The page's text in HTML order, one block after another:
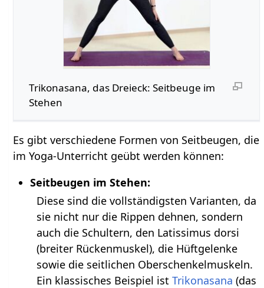
Trikonasana, das Dreieck: Seitbeuge im
Stehen
Es gibt verschiedene Formen von Seitbeugen, die
im Yoga-Unterricht geübt werden können:
Seitbeugen im Stehen:
Diese sind die vollständigsten Varianten, da
sie nicht nur die Rippen dehnen, sondern
auch die Schultern, den Latissimus dorsi
(breiter Rückenmuskel), die Hüftgelenke
sowie die seitlichen Oberschenkelmuskeln.
Ein klassisches Beispiel istTrikonasana (das